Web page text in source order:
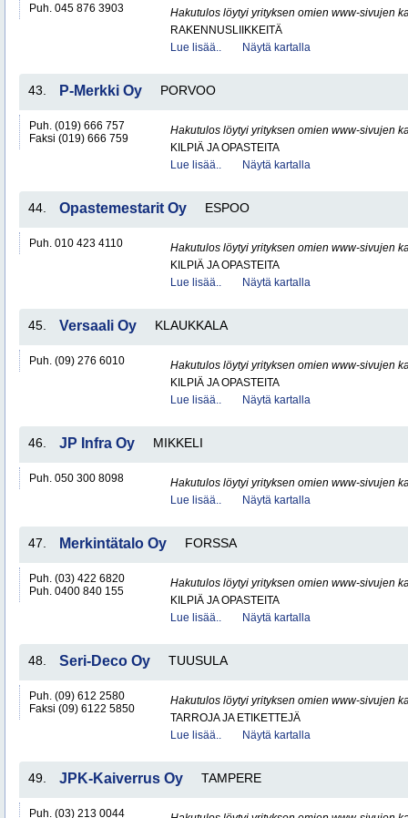
Puh. 045 876 3903
Hakutulos löytyi yrityksen omien www-sivujen
RAKENNUSLIIKKEITÄ
Lue lisää..
Näytä kartalla
43. P-Merkki Oy PORVOO
Puh. (019) 666 757
Faksi (019) 666 759
Hakutulos löytyi yrityksen omien www-sivujen
KILPIÄ JA OPASTEITA
Lue lisää..
Näytä kartalla
44. Opastemestarit Oy ESPOO
Puh. 010 423 4110
Hakutulos löytyi yrityksen omien www-sivujen
KILPIÄ JA OPASTEITA
Lue lisää..
Näytä kartalla
45. Versaali Oy KLAUKKALA
Puh. (09) 276 6010
Hakutulos löytyi yrityksen omien www-sivujen
KILPIÄ JA OPASTEITA
Lue lisää..
Näytä kartalla
46. JP Infra Oy MIKKELI
Puh. 050 300 8098
Hakutulos löytyi yrityksen omien www-sivujen
Lue lisää..
Näytä kartalla
47. Merkintätalo Oy FORSSA
Puh. (03) 422 6820
Puh. 0400 840 155
Hakutulos löytyi yrityksen omien www-sivujen
KILPIÄ JA OPASTEITA
Lue lisää..
Näytä kartalla
48. Seri-Deco Oy TUUSULA
Puh. (09) 612 2580
Faksi (09) 6122 5850
Hakutulos löytyi yrityksen omien www-sivujen
TARROJA JA ETIKETTEJÄ
Lue lisää..
Näytä kartalla
49. JPK-Kaiverrus Oy TAMPERE
Puh. (03) 213 0044